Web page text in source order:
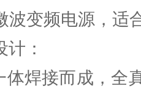
波变频电源，适
：
焊接而成，全